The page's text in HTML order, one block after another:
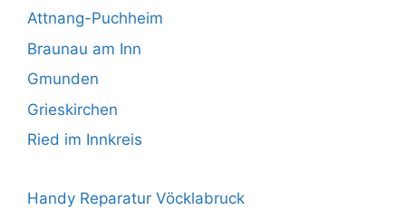
Attnang-Puchheim
Braunau am Inn
Gmunden
Grieskirchen
Ried im Innkreis
Handy Reparatur Vöcklabruck